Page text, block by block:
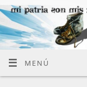
MENÚ